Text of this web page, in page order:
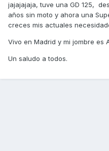
jajajajaja, tuve una GD 125,
años sin moto y ahora una
creces mis actuales
Vivo en Madrid y mi jombre es
Un saludo a todos.